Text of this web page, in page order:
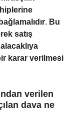
. Bu
satış
karar verilmesi
verilen
dava ne